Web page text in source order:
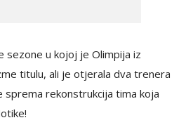
sezone u kojoj je Olimpija iz
titulu, ali je otjerala dva trenera
sprema rekonstrukcija tima koja